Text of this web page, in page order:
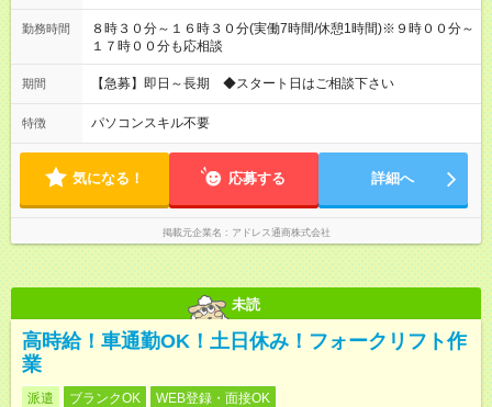
勤務時間
８時３０分～１６時３０分(実働7時間/休憩1時間)※９時００分～
１７時００分も応相談
期間 【急募】即日～長期 ◆スタート日はご相談下さい
特徴 パソコンスキル不要
気になる！ 応募する 詳細へ
掲載元企業名 アドレス通商株式会社
未読
高時給！車通勤OK！土日休み！フォークリフト作
業
派遣 ブランクOK WEB登録・面接OK